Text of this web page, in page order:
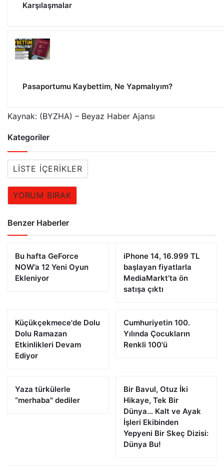
Karşılaşmalar
Pasaportumu Kaybettim, Ne Yapmalıyım?
Kaynak: (BYZHA) – Beyaz Haber Ajansı
Kategoriler
LISTE İÇERIKLER
YORUM BIRAK
Benzer Haberler
Bu hafta GeForce
NOW’a 12 Yeni Oyun
Ekleniyor
iPhone 14, 16.999 TL
başlayan fiyatlarla
MediaMarkt’ta ön
satışa çıktı
Küçükçekmece'de Dolu
Dolu Ramazan
Etkinlikleri Devam
Ediyor
Cumhuriyetin 100.
Yılında Çocukların
Renkli 100'ü
Yaza türkülerle
“merhaba" dediler
Bir Bavul, Otuz İki
Hikaye, Tek Bir
Dünya… Kalt ve Ayak
İşleri Ekibinden
Yepyeni Bir Skeç Dizisi:
Dünya Bu!